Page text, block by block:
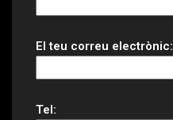
El teu correu electrònic:
Tel: